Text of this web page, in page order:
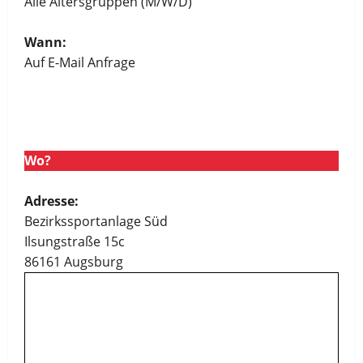
Wann:
Auf E-Mail Anfrage
Wo?
Adresse:
Bezirkssportanlage Süd
Ilsungstraße 15c
86161 Augsburg